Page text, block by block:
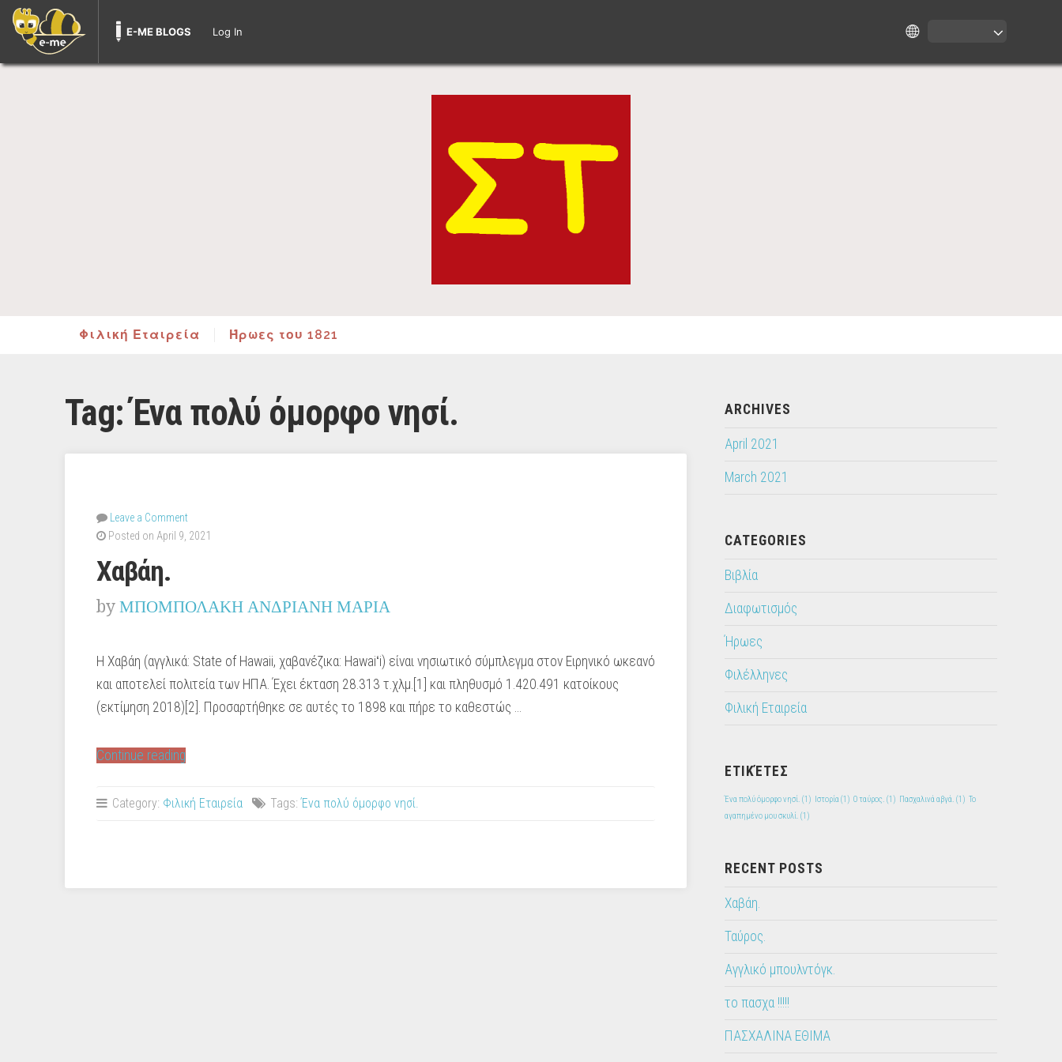
E-ME BLOGS Log In
Φιλική Εταιρεία Ήρωες του 1821
Tag:Ένα πολύ όμορφο νησί.
Leave a Comment
Posted on April 9, 2021
Χαβάη.
by ΜΠΟΜΠΟΛΑΚΗ ΑΝΔΡΙΑΝΗ ΜΑΡΙΑ
Η Χαβάη (αγγλικά: State of Hawaii, χαβανέζικα: Hawaiʻi) είναι νησιωτικό σύμπλεγμα στον Ειρηνικό ωκεανό
και αποτελεί πολιτεία των ΗΠΑ. Έχει έκταση 28.313 τ.χλμ.[1] και πληθυσμό 1.420.491 κατοίκους
(εκτίμηση 2018)[2]. Προσαρτήθηκε σε αυτές το 1898 και πήρε το καθεστώς …
Continue reading
Category: Φιλική Εταιρεία Tags:Ένα πολύ όμορφο νησί.
ARCHIVES
April 2021
March 2021
CATEGORIES
Βιβλία
Διαφωτισμός
Ήρωες
Φιλέλληνες
Φιλική Εταιρεία
ΕΤΙΚΈΤΕΣ
Ένα πολύ όμορφο νησί. (1) Ιστορία(1) Ο ταύρος. (1) Πασχαλινά αβγά. (1) Το
αγαπημένο μου σκυλί. (1)
RECENT POSTS
Χαβάη.
Ταύρος.
Αγγλικό μπουλντόγκ.
το πασχα !!!!!
ΠΑΣΧΑΛΙΝΑ ΕΘΙΜΑ